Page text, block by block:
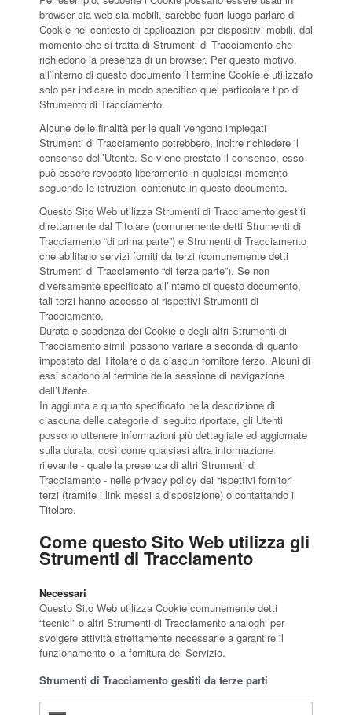
browser sia web sia mobili, sarebbe fuori luogo parlare di
Cookie nel contesto di applicazioni per dispositivi mobili, dal
momento che si tratta di Strumenti di Tracciamento che
richiedono la presenza di un browser. Per questo motivo,
all’interno di questo documento il termine Cookie è utilizzato
solo per indicare in modo specifico quel particolare tipo di
Strumento di Tracciamento.
Alcune delle finalità per le quali vengono impiegati
Strumenti di Tracciamento potrebbero, inoltre richiedere il
consenso dell’Utente. Se viene prestato il consenso, esso
può essere revocato liberamente in qualsiasi momento
seguendo le istruzioni contenute in questo documento.
Questo Sito Web utilizza Strumenti di Tracciamento gestiti
direttamente dal Titolare (comunemente detti Strumenti di
Tracciamento “di prima parte”) e Strumenti di Tracciamento
che abilitano servizi forniti da terzi (comunemente detti
Strumenti di Tracciamento “di terza parte”). Se non
diversamente specificato all’interno di questo documento,
tali terzi hanno accesso ai rispettivi Strumenti di
Tracciamento.
Durata e scadenza dei Cookie e degli altri Strumenti di
Tracciamento simili possono variare a seconda di quanto
impostato dal Titolare o da ciascun fornitore terzo. Alcuni di
essi scadono al termine della sessione di navigazione
dell’Utente.
In aggiunta a quanto specificato nella descrizione di
ciascuna delle categorie di seguito riportate, gli Utenti
possono ottenere informazioni più dettagliate ed aggiornate
sulla durata, così come qualsiasi altra informazione
rilevante - quale la presenza di altri Strumenti di
Tracciamento - nelle privacy policy dei rispettivi fornitori
terzi (tramite i link messi a disposizione) o contattando il
Titolare.
Come questo Sito Web utilizza gli
Strumenti di Tracciamento
Necessari
Questo Sito Web utilizza Cookie comunemente detti
“tecnici” o altri Strumenti di Tracciamento analoghi per
svolgere attività strettamente necessarie a garantire il
funzionamento o la fornitura del Servizio.
Strumenti di Tracciamento gestiti da terze parti